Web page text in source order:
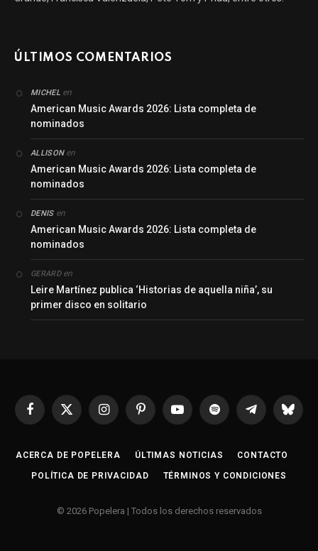
ÚLTIMOS COMENTARIOS
MICHELen
American Music Awards 2026: Lista completa de
nominados
ALLISONen
American Music Awards 2026: Lista completa de
nominados
DENISen
American Music Awards 2026: Lista completa de
nominados
GERARDen
Leire Martínez publica ‘Historias de aquella niña’, su
primer disco en solitario
Facebook
X
InstagramPinterestYouTubeSpotify Telegrama
ACERCA DE POPELERA ÚLTIMAS NOTICIAS CONTACTO
POLÍTICA DE PRIVACIDAD TÉRMINOS Y CONDICIONES
© 2026 Popelera | Todos los derechos reservados